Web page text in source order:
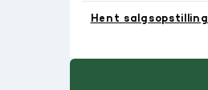
Hent salgsopstilling